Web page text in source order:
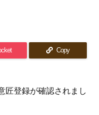
Copy
匠登録が確認されまし